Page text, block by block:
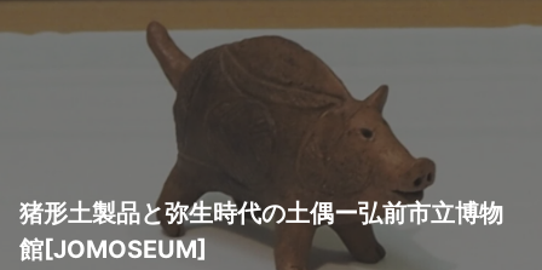
猪形土製品と弥生時代の土偶ー弘前市立博物
館[JOMOSEUM]